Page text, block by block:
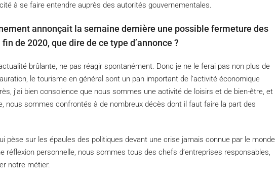
à se faire entendre auprès des autorités gouvernementales.
annonçait la semaine dernière une possible fermeture des
de 2020, que dire de ce type d’annonce ?
brûlante, ne pas réagir spontanément. Donc je ne le ferai pas non plus de
le tourisme en général sont un pan important de l’activité économique
j’ai bien conscience que nous sommes une activité de loisirs et de bien-être, et
nous sommes confrontés à de nombreux décès dont il faut faire la part des
pèse sur les épaules des politiques devant une crise jamais connue par le monde
réflexion personnelle, nous sommes tous des chefs d’entreprises responsables,
notre métier.